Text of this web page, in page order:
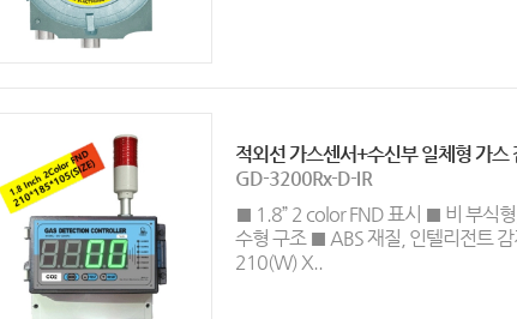
적외선 가스센서+수신부 일체형 가스
GD-3200Rx-D-IR
■ 1.8” 2 color FND 표시 ■ 비 부식
수형 구조 ■ ABS 재질, 인텔리전트
210(W) X..